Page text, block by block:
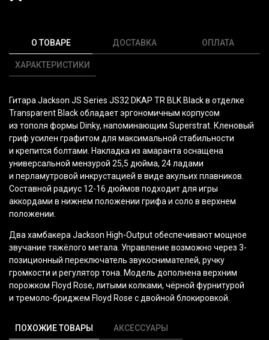
О ТОВАРЕ
ХАРАКТЕРИСТИКИ
ДОСТАВКА ОПЛАТА
Гитара Jackson JS Series JS32 DKAP TR BLK Black в отделке
Transparent Black обладает эргономичным корпусом
из тополя формы Dinky, напоминающим Superstrat. Кленовый
гриф усилен графитом для максимальной стабильности
и крепится болтами. Накладка из амаранта оснащена
универсальной мензурой 25,5 дюйма, 24 ладами
и перламутровой инкрустацией в виде акульих плавников.
Составной радиус 12-16 дюймов подходит для игры
аккордами в нижнем положении грифа и соло в верхнем
положении.
Два хамбакера Jackson High-Output обеспечивают мощное
звучание тяжёлого метала. Управление возможно через 3-
позиционный переключатель звукоснимателей, ручку
громкости и регулятор тона. Модель дополнена верхним
порожком Floyd Rose, литыми колками, чёрной фурнитурой
и тремоло-бриджем Floyd Rose с двойной блокировкой.
ПОХОЖИЕ ТОВАРЫ АКСЕССУАРЫ